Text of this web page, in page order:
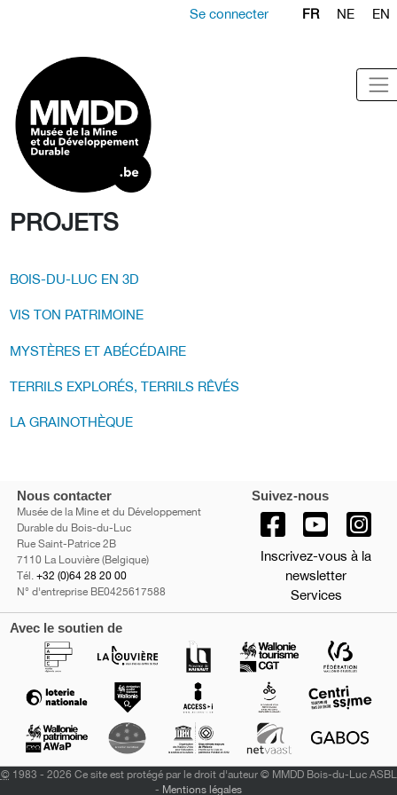
Se connecter FR NE EN
PROJETS
BOIS-DU-LUC EN 3D
VIS TON PATRIMOINE
MYSTÈRES ET ABÉCÉDAIRE
TERRILS EXPLORÉS, TERRILS RÊVÉS
LA GRAINOTHÈQUE
Nous contacter
Musée de la Mine et du Développement
Durable du Bois-du-Luc
Rue Saint-Patrice 2B
7110 La Louvière (Belgique)
Tél. +32 (0)64 28 20 00
N° d'entreprise BE0425617588
Suivez-nous
Inscrivez-vous à la
newsletter
Services
Avec le soutien de
©1983 - 2026 Ce site est protégé par le droit d'auteur © MMDD Bois-du-Luc ASBL
- Mentions légales